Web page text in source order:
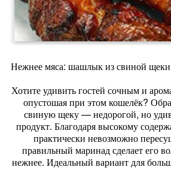
Нежнее мяса: шашлык из свиной
Хотите удивить гостей сочным и
опустошая при этом кошелёк?
свиную щеку — недорогой, но
продукт. Благодаря высокому
практически невозможно
правильный маринад сделает его
нежнее. Идеальный вариант для